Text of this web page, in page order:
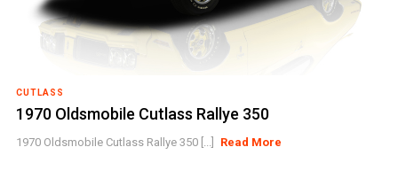
CUTLASS
1970 Oldsmobile Cutlass Rallye 350
1970 Oldsmobile Cutlass Rallye 350 [...] Read More